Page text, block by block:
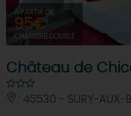
À PARTIR DE
95€
CHAMBRE DOUBLE
Château de
45530 - SURY-AUX-